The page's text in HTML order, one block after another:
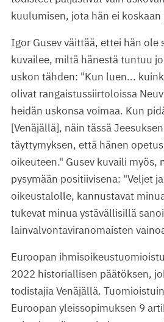
kuulumisen, jota hän ei
Igor Gusev väittää, ettei hän ole
kuvailee, miltä hänestä tuntuu
uskon tähden: "Kun luen...
olivat rangaistussiirtoloissa
heidän uskonsa voimaa. Kun
[Venäjällä], näin tässä
täyttymyksen, että hänen
oikeuteen." Gusev kuvaili myös,
pysymään positiivisena: "Veljet
oikeustalolle, kannustavat
tukevat minua ystävällisillä
lainvalvontaviranomaisten
Euroopan
2022 historiallisen päätöksen,
todistajia Venäjällä. Tuomioistuin
Euroopan yleissopimuksen 9